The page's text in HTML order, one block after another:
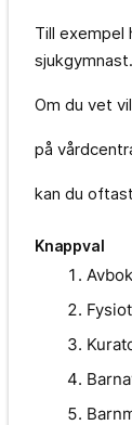
Till exempel
sjukgymnast.
Om du vet
på
kan du
Knappval